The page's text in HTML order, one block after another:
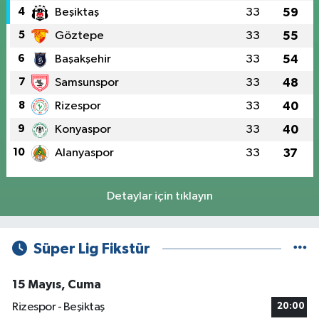
4 Beşiktaş 33 59
5 Göztepe 33 55
6 Başakşehir 33 54
7 Samsunspor 33 48
8 Rizespor 33 40
9 Konyaspor 33 40
10 Alanyaspor 33 37
Detaylar için tıklayın
Süper Lig Fikstür
15 Mayıs, Cuma
Rizespor - Beşiktaş
20:00